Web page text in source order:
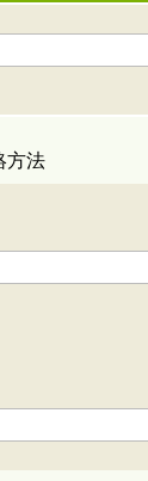
方法